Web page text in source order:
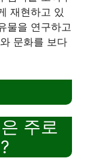
재현하고 있
물을 연구하고
문화를 보다
주로